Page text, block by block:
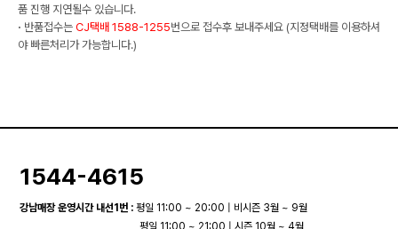
품 진행 지연될수 있습니다.
· 반품접수는 CJ택배 1588-1255번으로 접수후 보내주세요 (지정택배를 이용하셔
야 빠른처리가 가능합니다.)
1544-4615
강남매장 운영시간 내선1번 : 평일 11:00 ~ 20:00 | 비시즌 3월 ~ 9월